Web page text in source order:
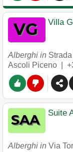
Villa
Alberghi in
Ascoli Piceno
Suite
Alberghi in Via